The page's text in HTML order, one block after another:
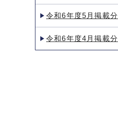
令和6年度5月掲載分
令和6年度4月掲載分